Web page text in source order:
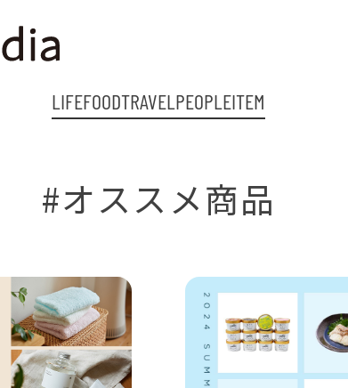
LIFEFOODTRAVELPEOPLEITEM
#オススメ商品